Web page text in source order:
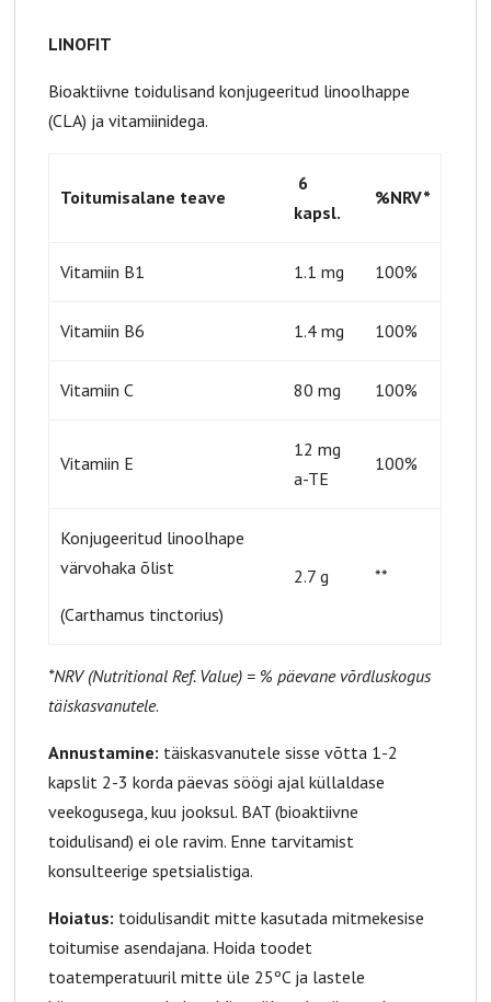
LINOFIT
Bioaktiivne toidulisand konjugeeritud linoolhappe
(CLA) ja vitamiinidega.
Toitumisalane teave
6
kapsl.
%NRV*
Vitamiin B1 1.1 mg 100%
Vitamiin B6 1.4 mg 100%
Vitamiin C 80 mg 100%
Vitamiin E
12 mg
a-TE
100%
Konjugeeritud linoolhape
värvohaka õlist
(Carthamus tinctorius)
2.7 g **
*NRV (Nutritional Ref. Value) = % päevane võrdluskogus
täiskasvanutele.
Annustamine: täiskasvanutele sisse võtta 1-2
kapslit 2-3 korda päevas söögi ajal küllaldase
veekogusega, kuu jooksul. BAT (bioaktiivne
toidulisand) ei ole ravim. Enne tarvitamist
konsulteerige spetsialistiga.
Hoiatus: toidulisandit mitte kasutada mitmekesise
toitumise asendajana. Hoida toodet
toatemperatuuril mitte üle 25ºC ja lastele